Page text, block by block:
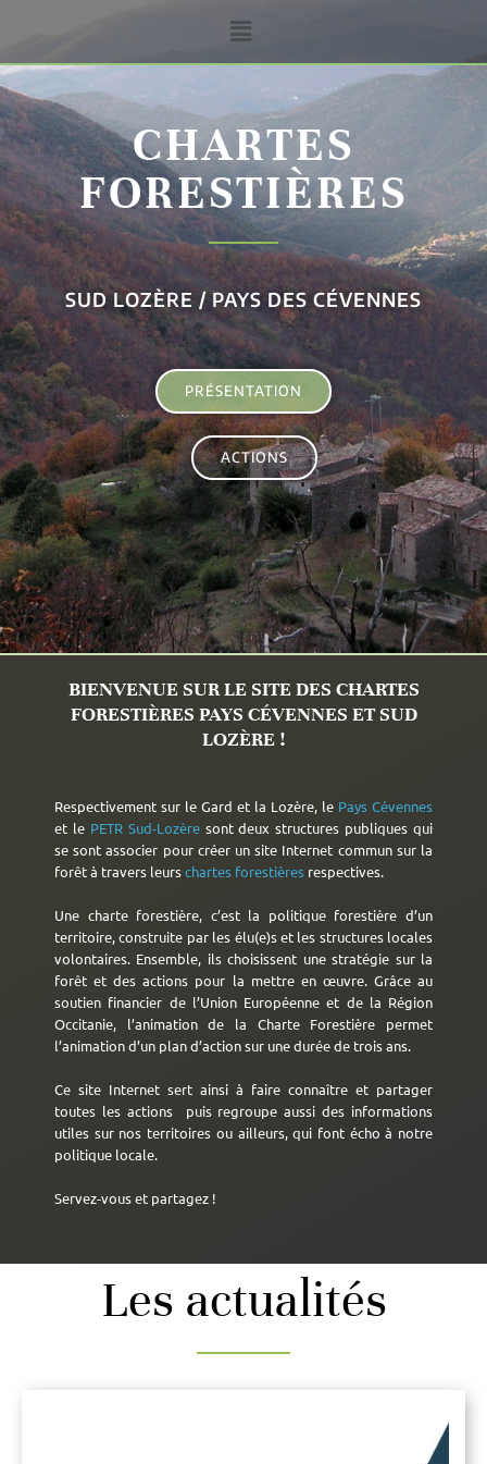
CHARTES
FORESTIÈRES
SUD LOZÈRE / PAYS DES CÉVENNES
PRÉSENTATION
ACTIONS
BIENVENUE SUR LE SITE DES CHARTES
FORESTIÈRES PAYS CÉVENNES ET SUD
LOZÈRE !
Respectivement sur le Gard et la Lozère, le Pays Cévennes
et le PETR Sud-Lozèresont deux structures publiques qui
se sont associer pour créer un site Internet commun sur la
forêt à travers leurschartes forestières respectives.
Une charte forestière, c’est la politique forestière d’un
territoire, construite par les élu(e)s et les structures locales
volontaires. Ensemble, ils choisissent une stratégie sur la
forêt et des actions pour la mettre en œuvre. Grâce au
soutien financier de l’Union Européenne et de la Région
Occitanie, l’animation de la Charte Forestière permet
l’animation d’un plan d’action sur une durée de trois ans.
Ce site Internet sert ainsi à faire connaître et partager
toutes les actions puis regroupe aussi des informations
utiles sur nos territoires ou ailleurs, qui font écho à notre
politique locale.
Servez-vous et partagez !
Les actualités